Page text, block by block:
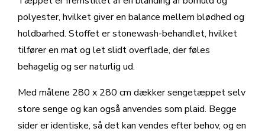
polyester, hvilket giver en balance mellem blødhed og
holdbarhed. Stoffet er stonewash-behandlet, hvilket
tilfører en mat og let slidt overflade, der føles
behagelig og ser naturlig ud.
Med målene 280 x 280 cm dækker sengetæppet selv
store senge og kan også anvendes som plaid. Begge
sider er identiske, så det kan vendes efter behov, og en